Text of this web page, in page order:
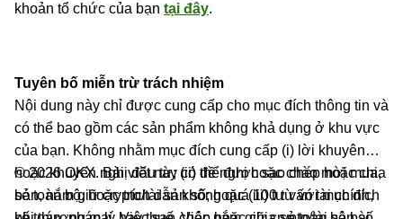
khoản tổ chức của bạn tại đây.
Tuyên bố miễn trừ trách nhiệm
Nội dung này chỉ được cung cấp cho mục đích thông tin và
có thể bao gồm các sản phẩm không khả dụng ở khu vực
của bạn. Không nhằm mục đích cung cấp (i) lời khuyên
hoặc khuyến nghị đầu tư; (ii) đề nghị hoặc chào mời mua,
bán, nắm giữ crypto/tài sản số; hoặc (iii) tư vấn tài chính,
© 2026 OKX. Bài viết này có thể được sao chép hoặc chia
sẻ toàn bộ, hoặc trích dẫn không quá 100 từ với mục đích